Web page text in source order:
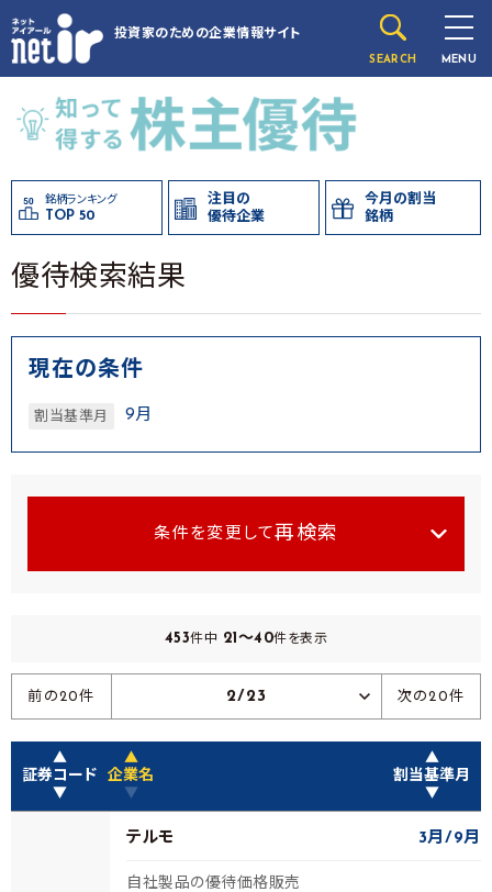
投資家のための企業情報サイト
SEARCH MENU
銘柄ランキング
TOP 50
注目の
優待企業
今月の割当
銘柄
優待検索結果
現在の条件
割当基準月 9月
条件を変更して 再検索
453件中 21～40件を表示
前の20件 2/23 次の20件
▲
証券コード
▼
▲
企業名
▼
▲
割当基準月
▼
テルモ 3月 9月
自社製品の優待価格販売